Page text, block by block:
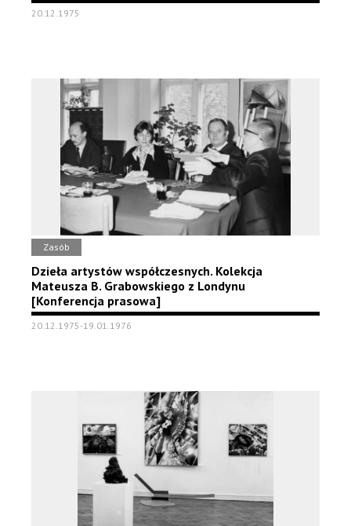
20.12.1975
Zasób
Dzieła artystów współczesnych. Kolekcja
Mateusza B. Grabowskiego z Londynu
[Konferencja prasowa]
20.12.1975-19.01.1976